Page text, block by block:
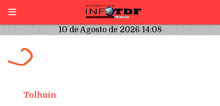
10 de Agosto de 2026 14:08
Tolhuin